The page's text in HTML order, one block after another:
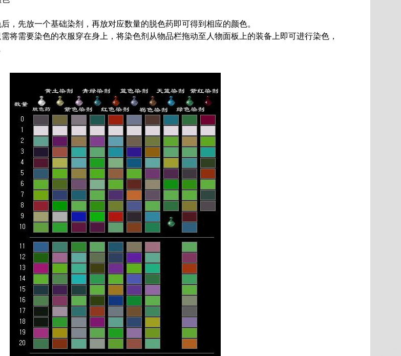
先放一个基础染剂，再放对应数量的脱色药即可得到相应的颜色。
将需要染色的衣服穿在身上，将染色剂从物品栏拖动至人物面板上的装备上即可进行染色，